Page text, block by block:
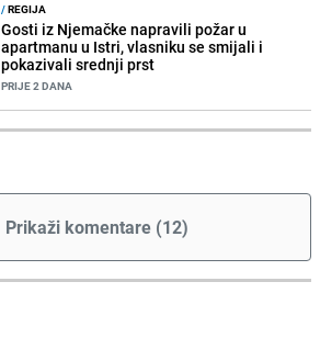
/REGIJA
Gosti iz Njemačke napravili požar u
apartmanu u Istri, vlasniku se smijali i
pokazivali srednji prst
PRIJE 2 DANA
Prikaži komentare (12)